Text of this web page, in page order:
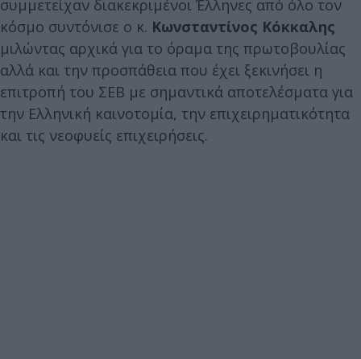
συμμετείχαν διακεκριμένοι Έλληνες από όλο τον
κόσμο συντόνισε ο κ. Κωνσταντίνος Κόκκαλης
μιλώντας αρχικά για το όραμα της πρωτοβουλίας
αλλά και την προσπάθεια που έχει ξεκινήσει η
επιτροπή του ΣΕΒ με σημαντικά αποτελέσματα για
την Ελληνική καινοτομία, την επιχειρηματικότητα
και τις νεοφυείς επιχειρήσεις.